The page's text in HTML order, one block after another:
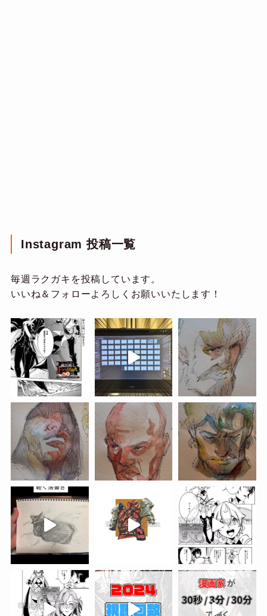
Instagram 投稿一覧
毎週ラクガキを投稿しています。
いいね＆フォローよろしくお願いいたします！